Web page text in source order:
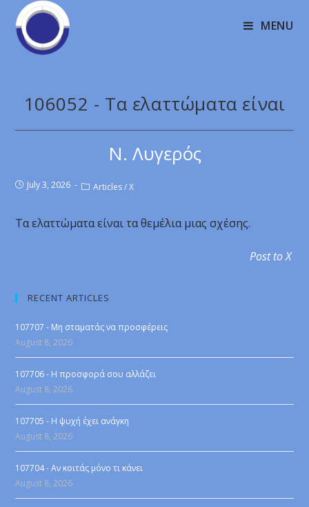
MENU
106052 - Τα ελαττώματα είναι
Ν. Λυγερός
July 3, 2026 Articles / X
Τα ελαττώματα είναι τα θεμέλια μιας σχέσης.
Post to X
RECENT ARTICLES
107707 - Μη σταματάς να προσφέρεις
August 8, 2026
107706 - Η προσφορά σου αλλάζει
August 8, 2026
107705 - Η ψυχή έχει ανάγκη
August 8, 2026
107704 - Αν κοιτάς μόνο τι κάνει
August 8, 2026